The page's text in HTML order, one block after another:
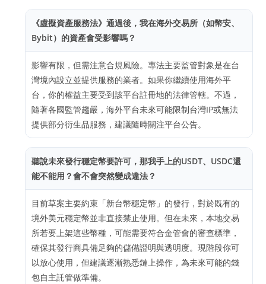
《虛擬資產服務法》通過後，我在海外交易所（如幣安、
Bybit）的資產會受影響嗎？
影響有限，但需注意合規風險。專法主要監管對象是在台
灣境內設立並提供服務的業者。如果你繼續使用海外平
台，你的權益主要受到該平台註冊地的法律管轄。不過，
隨著各國監管趨嚴，海外平台未來可能限制台灣IP或無法
提供部分衍生品服務，建議隨時關注平台公告。
聽說未來發行穩定幣要許可，那我手上的USDT、USDC還
能不能用？會不會突然變成違法？
目前草案主要約束「新台幣穩定幣」的發行，對於既有的
境外美元穩定幣並非直接禁止使用。但在未來，本地交易
所若要上架這些幣種，可能需要符合金管會的審查標準，
確保其發行商具備足夠的儲備證明與透明度。現階段你可
以放心使用，但建議逐漸熟悉鏈上操作，為未來可能的錢
包自主託管做準備。